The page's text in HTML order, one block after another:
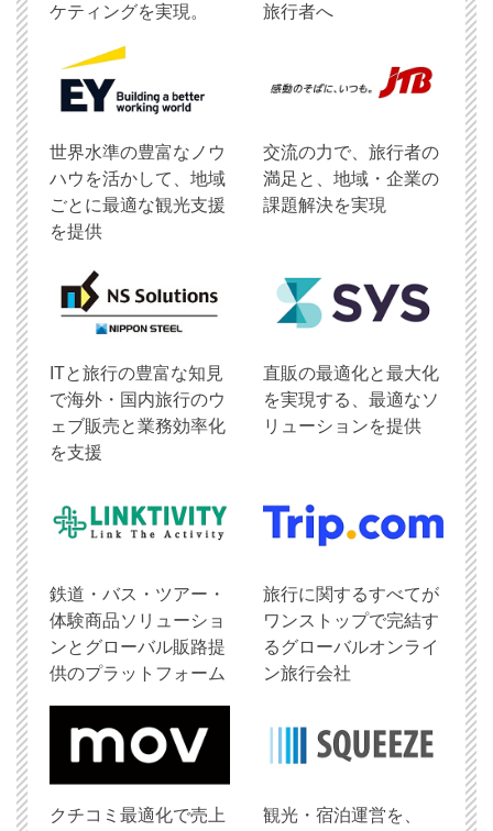
ケティングを実現。 旅行者へ
世界水準の豊富なノウ
ハウを活かして、地域
ごとに最適な観光支援
を提供
交流の力で、旅行者の
満足と、地域・企業の
課題解決を実現
ITと旅行の豊富な知見
で海外・国内旅行のウ
ェブ販売と業務効率化
を支援
直販の最適化と最大化
を実現する、最適なソ
リューションを提供
鉄道・バス・ツアー・
体験商品ソリューショ
ンとグローバル販路提
供のプラットフォーム
旅行に関するすべてが
ワンストップで完結す
るグローバルオンライ
ン旅行会社
クチコミ最適化で売上
観光・宿泊運営を、